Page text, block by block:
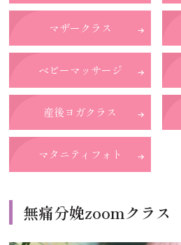
マザークラス
ベビーマッサージ
産後ヨガクラス
マタニティフォト
無痛分娩zoomクラス